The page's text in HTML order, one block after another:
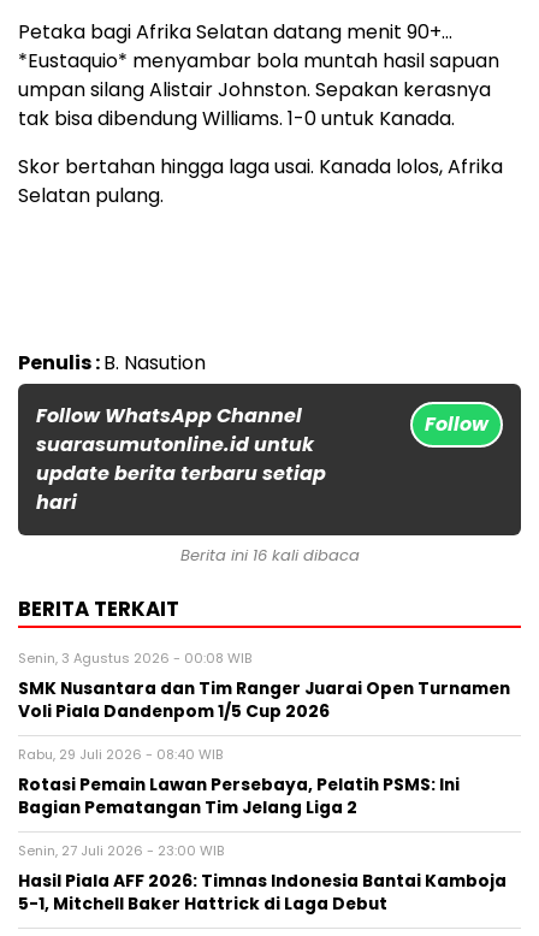
Petaka bagi Afrika Selatan datang menit 90+…
*Eustaquio* menyambar bola muntah hasil sapuan
umpan silang Alistair Johnston. Sepakan kerasnya
tak bisa dibendung Williams. 1-0 untuk Kanada.
Skor bertahan hingga laga usai. Kanada lolos, Afrika
Selatan pulang.
Penulis :B. Nasution
Follow WhatsApp Channel
suarasumutonline.id untuk
update berita terbaru setiap
hari
Follow
Berita ini 16 kali dibaca
BERITA TERKAIT
Senin, 3 Agustus 2026 - 00:08 WIB
SMK Nusantara dan Tim Ranger Juarai Open Turnamen
Voli Piala Dandenpom 1/5 Cup 2026
Rabu, 29 Juli 2026 - 08:40 WIB
Rotasi Pemain Lawan Persebaya, Pelatih PSMS: Ini
Bagian Pematangan Tim Jelang Liga 2
Senin, 27 Juli 2026 - 23:00 WIB
Hasil Piala AFF 2026: Timnas Indonesia Bantai Kamboja
5-1, Mitchell Baker Hattrick di Laga Debut